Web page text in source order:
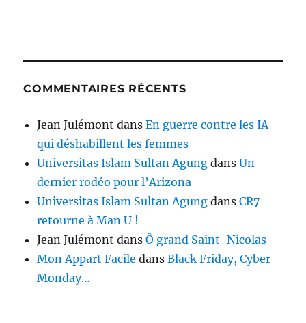
COMMENTAIRES RÉCENTS
Jean Julémont dansEn guerre contre les IA
qui déshabillent les femmes
Universitas Islam Sultan Agung dansUn
dernier rodéo pour l’Arizona
Universitas Islam Sultan Agung dansCR7
retourne à Man U !
Jean Julémont dansÔ grand Saint-Nicolas
Mon Appart Facile dansBlack Friday, Cyber
Monday…